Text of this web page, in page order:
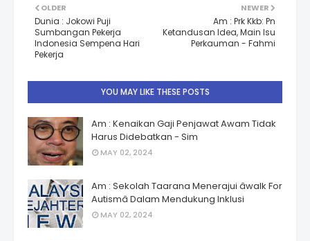
NEWER
Am : Prk Kkb: Pn
Ketandusan Idea, Main Isu
Perkauman - Fahmi
OLDER
Dunia : Jokowi Puji
Sumbangan Pekerja
Indonesia Sempena Hari
Pekerja
YOU MAY LIKE THESE POSTS
Am : Kenaikan Gaji Penjawat Awam Tidak
Harus Didebatkan - Sim
MAY 02, 2024
Am : Sekolah Taarana Menerajui âwalk For
Autismâ Dalam Mendukung Inklusi
MAY 02, 2024